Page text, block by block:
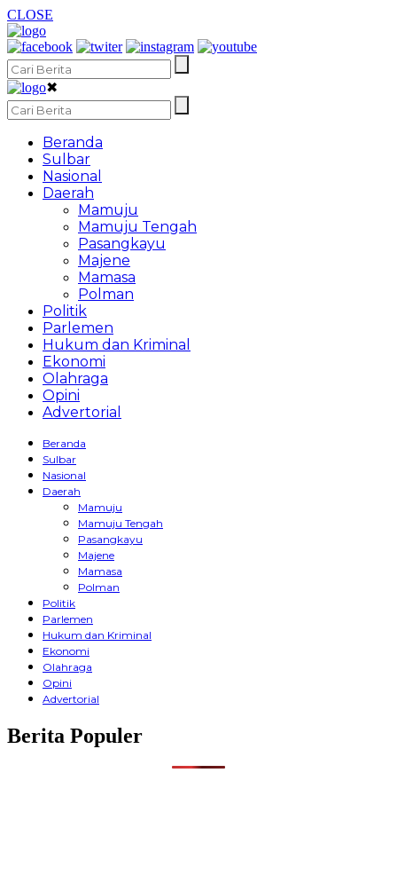
CLOSE
✖
Beranda
Sulbar
Nasional
Daerah
Mamuju
Mamuju Tengah
Pasangkayu
Majene
Mamasa
Polman
Politik
Parlemen
Hukum dan Kriminal
Ekonomi
Olahraga
Opini
Advertorial
Beranda
Sulbar
Nasional
Daerah
Mamuju
Mamuju Tengah
Pasangkayu
Majene
Mamasa
Polman
Politik
Parlemen
Hukum dan Kriminal
Ekonomi
Olahraga
Opini
Advertorial
Berita Populer